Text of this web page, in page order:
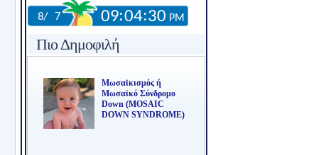
Πιο Δημοφιλή
Μωσαϊκισμός ή
Μωσαϊκό Σύνδρομο
Down (MOSAIC
DOWN SYNDROME)